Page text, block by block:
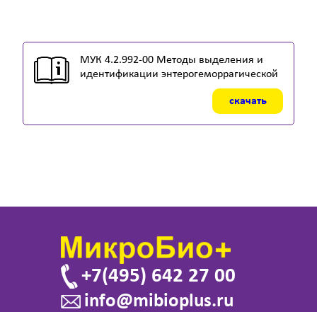
МУК 4.2.992-00 Методы выделения и
идентификации энтерогеморрагической
скачать
+7(495) 642 27 00
info@mibioplus.ru